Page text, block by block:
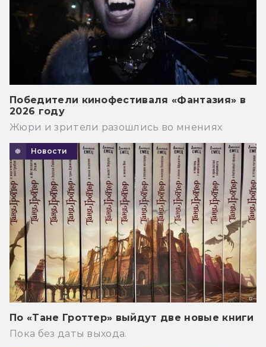
Победители кинофестиваля «Фантазия» в
2026 году
Жюри и зрители разошлись во мнениях
Новости
По «Тане Гроттер» выйдут две новые книги
Пока без даты выхода.